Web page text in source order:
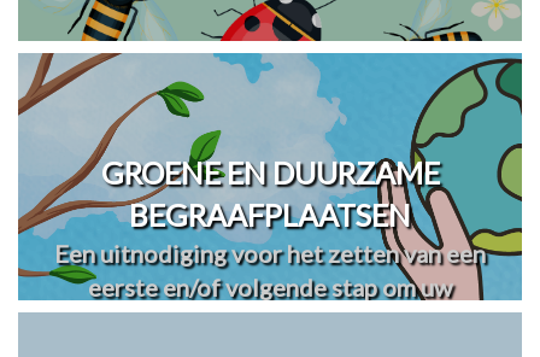
GROENE EN DUURZAME
BEGRAAFPLAATSEN
Een uitnodiging voor het zetten van een
eerste en/of volgende stap om uw
begraafplaats(en) te vergroenen en